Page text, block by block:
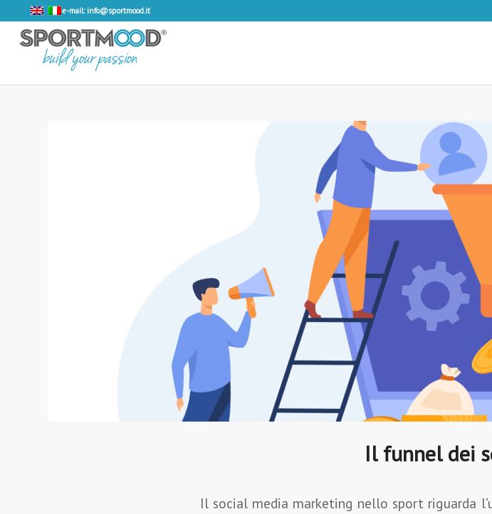
e-mail: info@sportmood.it
Il funnel dei
Il social media marketing nello sport riguarda